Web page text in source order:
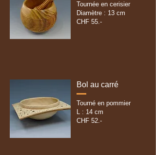
Tournée en cerisier
Diamètre : 13 cm
CHF 55.-
Bol au carré
Tourné en pommier
L : 14 cm
CHF 52.-